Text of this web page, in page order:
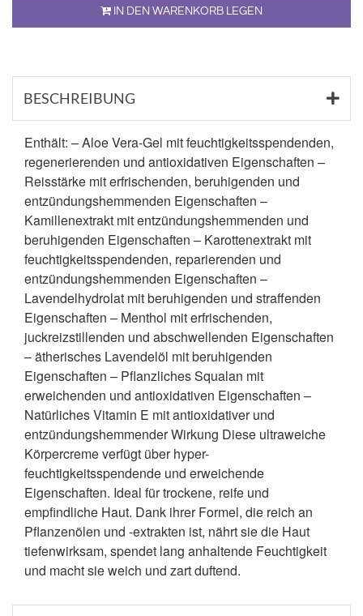
IN DEN WARENKORB LEGEN
BESCHREIBUNG
Enthält: – Aloe Vera-Gel mit feuchtigkeitsspendenden,
regenerierenden und antioxidativen Eigenschaften –
Reisstärke mit erfrischenden, beruhigenden und
entzündungshemmenden Eigenschaften –
Kamillenextrakt mit entzündungshemmenden und
beruhigenden Eigenschaften – Karottenextrakt mit
feuchtigkeitsspendenden, reparierenden und
entzündungshemmenden Eigenschaften –
Lavendelhydrolat mit beruhigenden und straffenden
Eigenschaften – Menthol mit erfrischenden,
juckreizstillenden und abschwellenden Eigenschaften
– ätherisches Lavendelöl mit beruhigenden
Eigenschaften – Pflanzliches Squalan mit
erweichenden und antioxidativen Eigenschaften –
Natürliches Vitamin E mit antioxidativer und
entzündungshemmender Wirkung Diese ultraweiche
Körpercreme verfügt über hyper-
feuchtigkeitsspendende und erweichende
Eigenschaften. Ideal für trockene, reife und
empfindliche Haut. Dank ihrer Formel, die reich an
Pflanzenölen und -extrakten ist, nährt sie die Haut
tiefenwirksam, spendet lang anhaltende Feuchtigkeit
und macht sie weich und zart duftend.